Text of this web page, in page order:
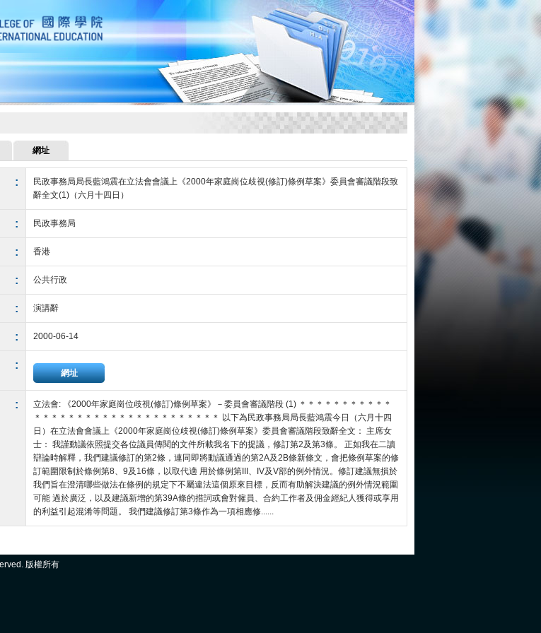
網址
:
民政事務局局長藍鴻震在立法會會議上《2000年家庭崗位歧視(修訂)條例草案》委員會審議階段致
辭全文(1)（六月十四日）
: 民政事務局
: 香港
: 公共行政
: 演講辭
: 2000-06-14
:
網址
:
立法會: 《2000年家庭崗位歧視(修訂)條例草案》－委員會審議階段 (1) ＊＊＊＊＊＊＊＊＊＊＊
＊＊＊＊＊＊＊＊＊＊＊＊＊＊＊＊＊＊＊＊＊＊ 以下為民政事務局局長藍鴻震今日（六月十四
日）在立法會會議上《2000年家庭崗位歧視(修訂)條例草案》委員會審議階段致辭全文： 主席女
士： 我謹動議依照提交各位議員傳閱的文件所載我名下的提議，修訂第2及第3條。 正如我在二讀
辯論時解釋，我們建議修訂的第2條，連同即將動議通過的第2A及2B條新條文，會把條例草案的修
訂範圍限制於條例第8、9及16條，以取代適 用於條例第III、IV及V部的例外情況。修訂建議無損於
我們旨在澄清哪些做法在條例的規定下不屬違法這個原來目標，反而有助解決建議的例外情況範圍
可能 過於廣泛，以及建議新增的第39A條的措詞或會對僱員、合約工作者及佣金經紀人獲得或享用
的利益引起混淆等問題。 我們建議修訂第3條作為一項相應修......
版權所有